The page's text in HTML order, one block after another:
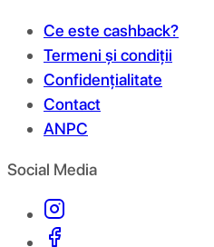
Ce este cashback?
Termeni și condiții
Confidențialitate
Contact
ANPC
Social Media